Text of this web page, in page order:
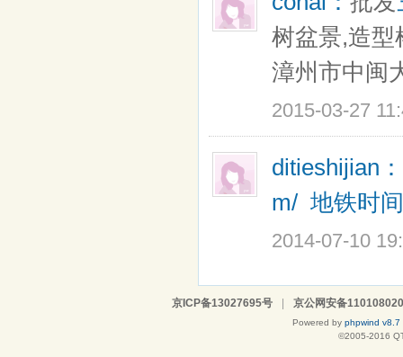
树盆景,造型
漳州市中闽
2015-03-27
ditieshijian：
m/ 地铁时间
2014-07-10
京ICP备13027695号 | 京公网安备
Powered by phpwind v8.7
©2005-2016